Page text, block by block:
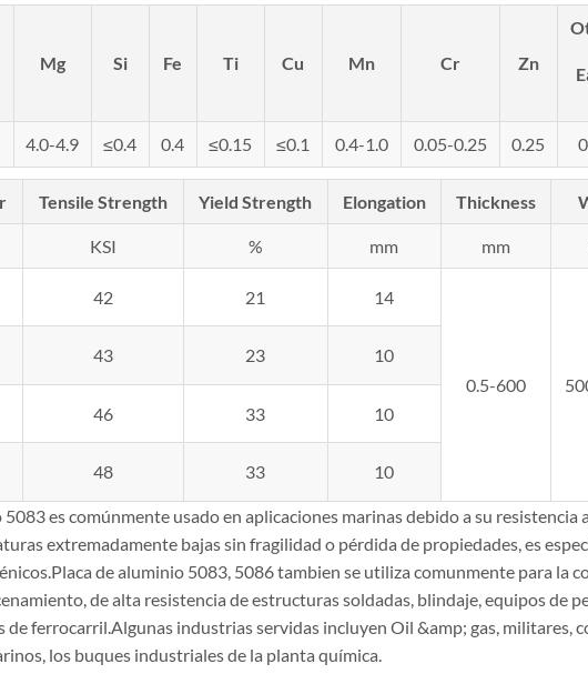
Mg Si Fe Ti Cu Mn Cr Zn
4.0-4.9 ≤0.4 0.4 ≤0.15 ≤0.1 0.4-1.0 0.05-0.25 0.25
Tensile Strength Yield Strength Elongation Thickness
KSI % mm mm
42 21 14
0.5-600
43 23 10
46 33 10
48 33 10
es comúnmente usado en aplicaciones marinas debido a su resistencia
extremadamente bajas sin fragilidad o pérdida de propiedades, es
de aluminio 5083, 5086 tambien se utiliza comunmente para la
de alta resistencia de estructuras soldadas, blindaje, equipos de
de ferrocarril.Algunas industrias servidas incluyen Oil &amp; gas, militares,
los buques industriales de la planta química.